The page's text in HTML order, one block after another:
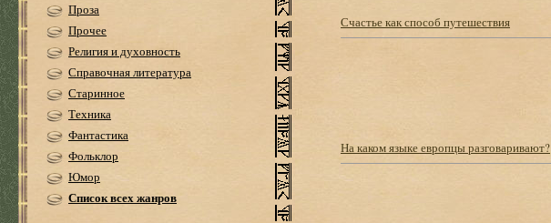
Проза
Прочее
Религия и духовность
Справочная литература
Старинное
Техника
Фантастика
Фольклор
Юмор
Список всех жанров
Счастье как способ путешествия
На каком языке европцы разговаривают?